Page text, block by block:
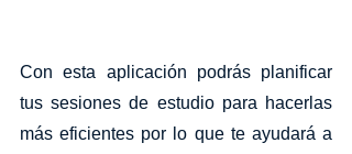
Con esta aplicación podrás planificar
tus sesiones de estudio para hacerlas
más eficientes por lo que te ayudará a